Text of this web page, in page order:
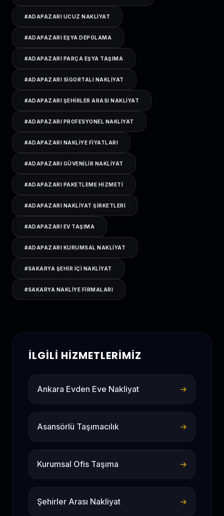
#ADAPAZARI UCUZ NAKLIYAT
#ADAPAZARI EŞYA DEPOLAMA
#ADAPAZARI PARÇA EŞYA TAŞIMA
#ADAPAZARI SIGORTALI NAKLIYAT
#ADAPAZARI ŞEHIRLER ARASI NAKLIYAT
#ADAPAZARI PROFESYONEL NAKLIYAT
#ADAPAZARI NAKLIYE FIYATLARI
#ADAPAZARI GÜVENILIR NAKLIYAT
#ADAPAZARI PAKETLEME HIZMETI
#ADAPAZARI NAKLIYAT ŞIRKETLERI
#ADAPAZARI EV TAŞIMA
#ADAPAZARI KURUMSAL NAKLIYAT
#SAKARYA ŞEHIR IÇI NAKLIYAT
#SAKARYA NAKLIYE FIRMALARI
İLGILI HIZMETLERIMIZ
Ankara Evden Eve Nakliyat →
Asansörlü Taşımacılık →
Kurumsal Ofis Taşıma →
Şehirler Arası Nakliyat →